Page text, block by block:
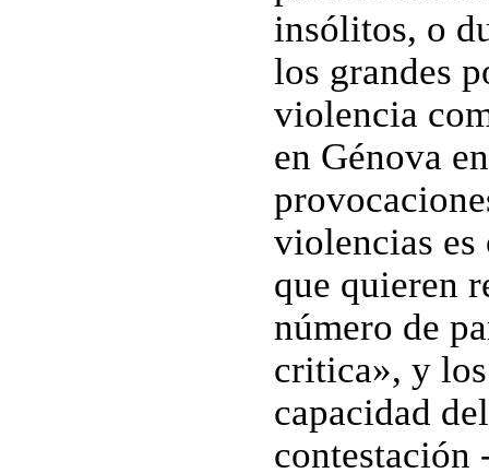
insólitos, o
los grandes
violencia
en Génova
violencias es
que quieren
número de
critica», y
capacidad
contestación